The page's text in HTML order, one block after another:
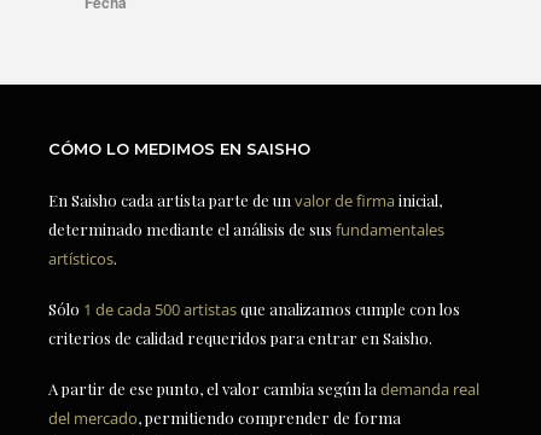
CÓMO LO MEDIMOS EN SAISHO
En Saisho cada artista parte de un valor de firmainicial,
determinado mediante el análisis de sus fundamentales
artísticos.
Sólo 1 de cada 500 artistasque analizamos cumple con los
criterios de calidad requeridos para entrar en Saisho.
A partir de ese punto, el valor cambia según la demanda real
del mercado, permitiendo comprender de forma